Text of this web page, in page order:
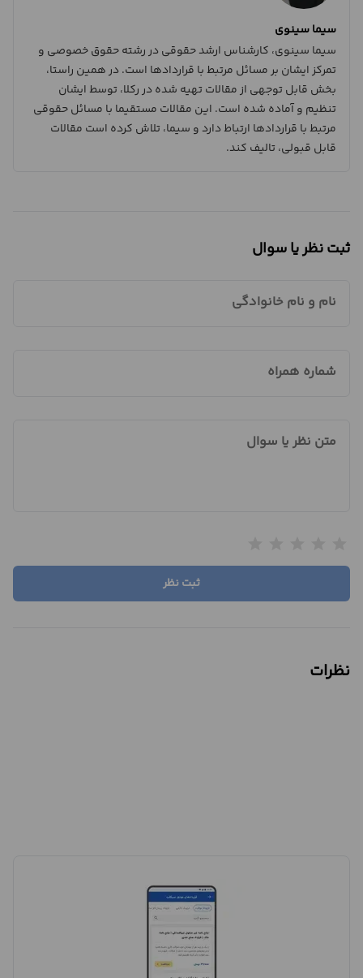
سیما سینوی
سیما سینوی، کارشناس ارشد حقوقی در رشته حقوق خصوصی و
تمرکز ایشان بر مسائل مرتبط با قراردادها است. در همین راستا،
بخش قابل توجهی از مقالات تهیه شده در رکلا، توسط ایشان
تنظیم و آماده شده است. این مقالات مستقیما با مسائل حقوقی
مرتبط با قراردادها ارتباط دارد و سیما، تلاش کرده است مقالات
قابل قبولی، تالیف کند.
ثبت نظر یا سوال
نام و نام خانوادگی
شماره همراه
متن نظر یا سوال
ثبت نظر
نظرات